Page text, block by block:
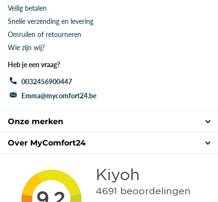
Veilig betalen
Snelle verzending en levering
Omruilen of retourneren
Wie zijn wij?
Heb je een vraag?
0032456900447
Emma@mycomfort24.be
Onze merken
Over MyComfort24